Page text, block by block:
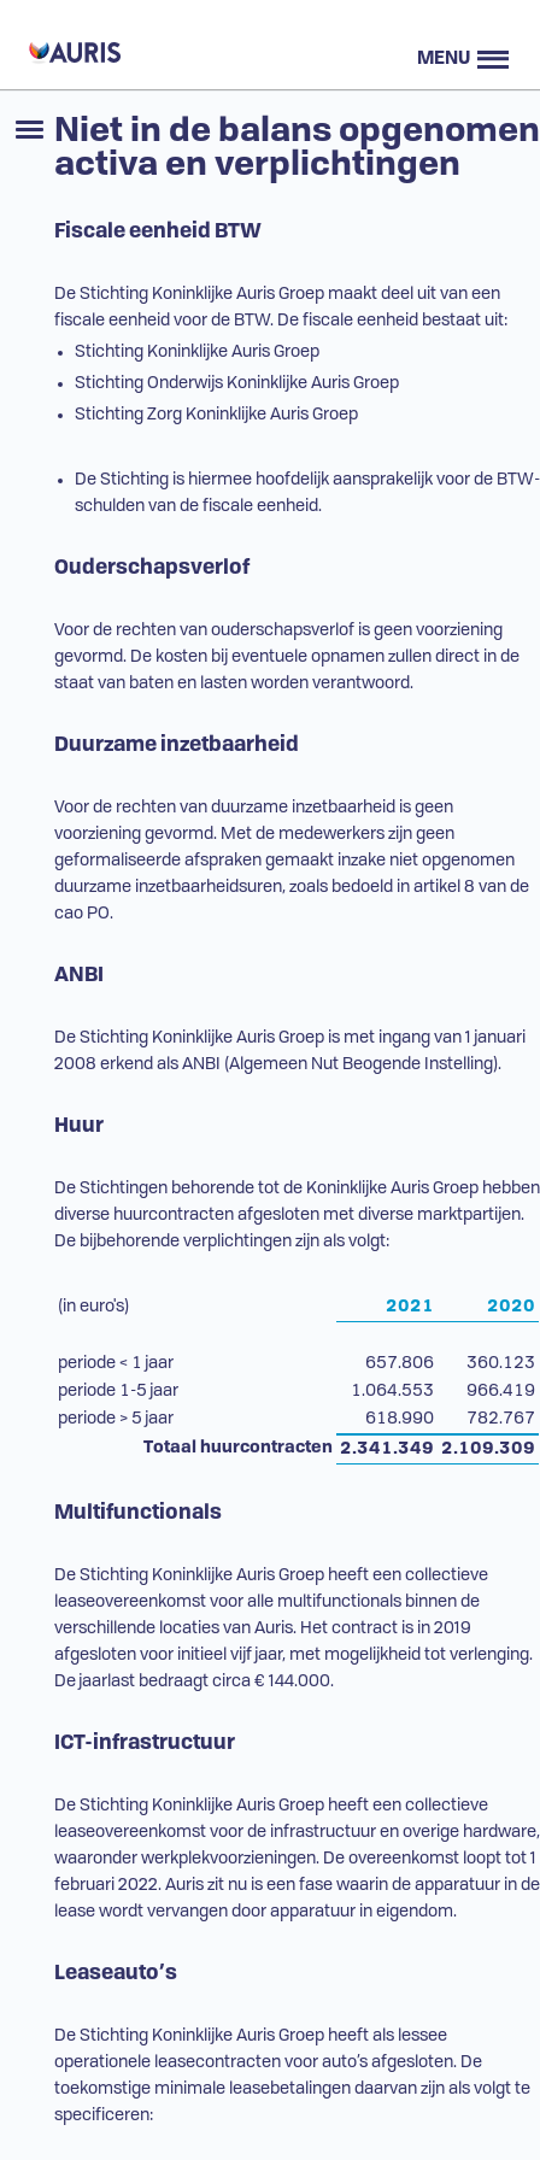
MENU
Niet in de balans opgenomen
activa en verplichtingen
Fiscale eenheid BTW
De Stichting Koninklijke Auris Groep maakt deel uit van een
fiscale eenheid voor de BTW. De fiscale eenheid bestaat uit:
Stichting Koninklijke Auris Groep
Stichting Onderwijs Koninklijke Auris Groep
Stichting Zorg Koninklijke Auris Groep
De Stichting is hiermee hoofdelijk aansprakelijk voor de BTW-
schulden van de fiscale eenheid.
Ouderschapsverlof
Voor de rechten van ouderschapsverlof is geen voorziening
gevormd. De kosten bij eventuele opnamen zullen direct in de
staat van baten en lasten worden verantwoord.
Duurzame inzetbaarheid
Voor de rechten van duurzame inzetbaarheid is geen
voorziening gevormd. Met de medewerkers zijn geen
geformaliseerde afspraken gemaakt inzake niet opgenomen
duurzame inzetbaarheidsuren, zoals bedoeld in artikel 8 van de
cao PO.
ANBI
De Stichting Koninklijke Auris Groep is met ingang van 1 januari
2008 erkend als ANBI (Algemeen Nut Beogende Instelling).
Huur
De Stichtingen behorende tot de Koninklijke Auris Groep hebben
diverse huurcontracten afgesloten met diverse marktpartijen.
De bijbehorende verplichtingen zijn als volgt:
(in euro's) 2021 2020
periode < 1 jaar 657.806
360.123
periode 1-5 jaar
1.064.553
966.419
periode > 5 jaar
618.990
782.767
Totaal huurcontracten 2.341.349 2.109.309
Multifunctionals
De Stichting Koninklijke Auris Groep heeft een collectieve
leaseovereenkomst voor alle multifunctionals binnen de
verschillende locaties van Auris. Het contract is in 2019
afgesloten voor initieel vijf jaar, met mogelijkheid tot verlenging.
De jaarlast bedraagt circa € 144.000.
ICT-infrastructuur
De Stichting Koninklijke Auris Groep heeft een collectieve
leaseovereenkomst voor de infrastructuur en overige hardware,
waaronder werkplekvoorzieningen. De overeenkomst loopt tot 1
februari 2022. Auris zit nu is een fase waarin de apparatuur in de
lease wordt vervangen door apparatuur in eigendom.
Leaseauto’s
De Stichting Koninklijke Auris Groep heeft als lessee
operationele leasecontracten voor auto’s afgesloten. De
toekomstige minimale leasebetalingen daarvan zijn als volgt te
specificeren: